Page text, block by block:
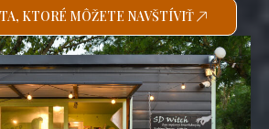
KTORÉ MÔŽETE NAVŠTÍVIŤ